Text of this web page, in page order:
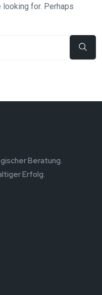
looking for. Perhaps
Beratung.
Erfolg.